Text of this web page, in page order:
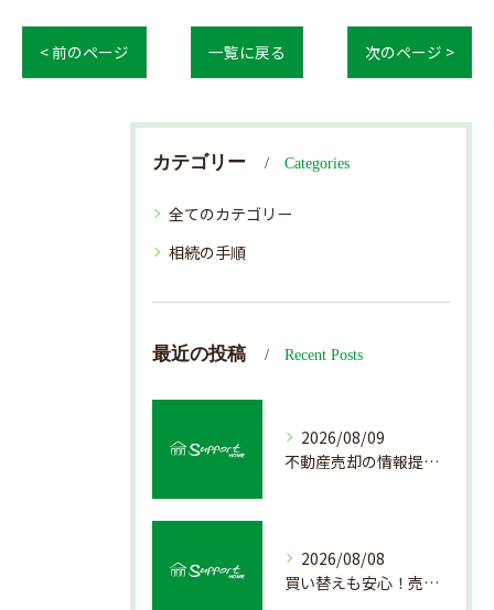
< 前のページ 一覧に戻る 次のページ >
カテゴリー Categories
全てのカテゴリー
相続の手順
最近の投稿 Recent Posts
2026/08/09
不動産売却の情報提供を通じて北海道札幌市で後悔しない売却を実現するためのポイント
2026/08/08
買い替えも安心！売却プロセスの簡略化方法